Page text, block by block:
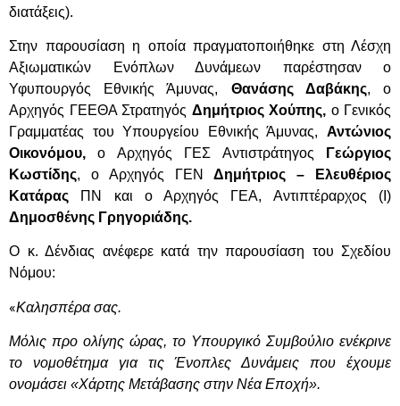
διατάξεις).
Στην παρουσίαση η οποία πραγματοποιήθηκε στη Λέσχη
Αξιωματικών Ενόπλων Δυνάμεων παρέστησαν ο
Υφυπουργός Εθνικής Άμυνας, Θανάσης Δαβάκης, ο
Αρχηγός ΓΕΕΘΑ Στρατηγός Δημήτριος Χούπης, ο Γενικός
Γραμματέας του Υπουργείου Εθνικής Άμυνας, Αντώνιος
Οικονόμου,ο Αρχηγός ΓΕΣ Αντιστράτηγος
Γεώργιος
Κωστίδης, ο Αρχηγός ΓΕΝΔημήτριος – Ελευθέριος
Κατάρας ΠΝ και ο Αρχηγός ΓΕΑ, Αντιπτέραρχος (Ι)
Δημοσθένης Γρηγοριάδης.
Ο κ. Δένδιας ανέφερε κατά την παρουσίαση του Σχεδίου
Νόμου:
«Καλησπέρα σας.
Μόλις προ ολίγης ώρας, το Υπουργικό Συμβούλιο ενέκρινε
το νομοθέτημα για τις Ένοπλες Δυνάμεις που έχουμε
ονομάσει «Χάρτης Μετάβασης στην Νέα Εποχή».